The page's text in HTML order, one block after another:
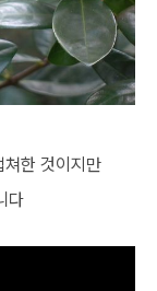
한 것이지만
다